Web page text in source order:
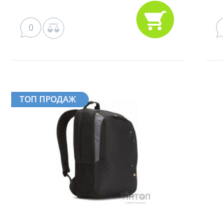
0
ТОП ПРОДАЖ